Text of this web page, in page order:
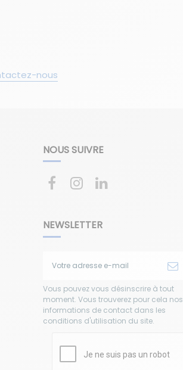
nous
NOUS SUIVRE
NEWSLETTER
Vous pouvez vous désinscrire à tout
moment. Vous trouverez pour cela nos
informations de contact dans les
conditions d'utilisation du site.